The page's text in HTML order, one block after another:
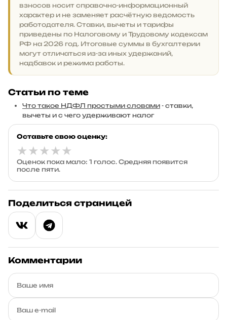
взносов носит справочно-информационный
характер и не заменяет расчётную ведомость
работодателя. Ставки, вычеты и тарифы
приведены по Налоговому и Трудовому кодексам
РФ на 2026 год. Итоговые суммы в бухгалтерии
могут отличаться из-за иных удержаний,
надбавок и режима работы.
Статьи по теме
Что такое НДФЛ простыми словами - ставки,
вычеты и с чего удерживают налог
Оставьте свою оценку:
★★★★★
Оценок пока мало: 1 голос. Средняя появится
после пяти.
Поделиться страницей
Комментарии